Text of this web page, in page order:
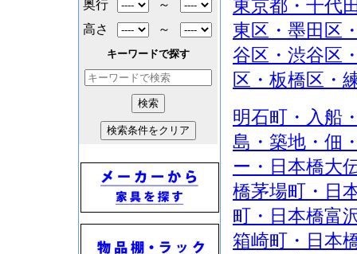
東京都・千代
東区・墨田区
谷区・渋谷区
区・板橋区・
明石町・入船
島・築地・佃
ー・日本橋大
橋茅場町・日
町・日本橋富
箱崎町・日本
奥行
～
高さ
～
キーワードで探す